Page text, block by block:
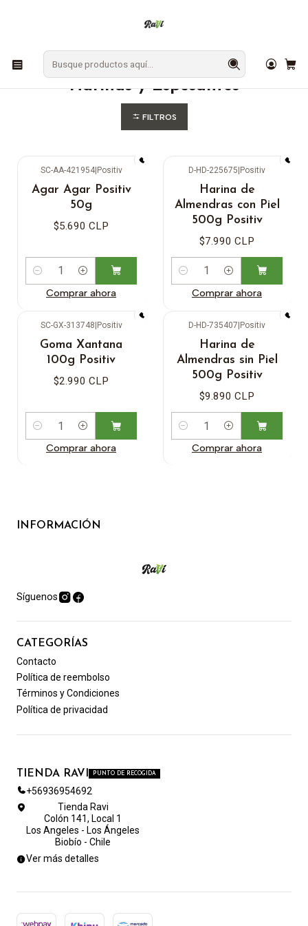
Harinas y Espesantes
FILTROS
SC-AA-421954|Positiv
Agar Agar Positiv
50g
$5.690 CLP
Cantidad
Comprar ahora
D-HD-225675|Positiv
Harina de
Almendras con Piel
500g Positiv
$7.990 CLP
Cantidad
Comprar ahora
SC-GX-313748 Positiv
Goma Xantana
100g Positiv
$2.990 CLP
Cantidad
Comprar ahora
D-HD-735407 Positiv
Harina de
Almendras sin Piel
500g Positiv
$9.890 CLP
Cantidad
Comprar ahora
INFORMACIÓN
Síguenos
CATEGORÍAS
Contacto
Política de reembolso
Términos y Condiciones
Política de privacidad
TIENDA RAVI PUNTO DE RECOGIDA
+56936954692
Tienda Ravi
Colón 141, Local 1
Los Angeles - Los Ángeles
Biobío - Chile
Ver más detalles